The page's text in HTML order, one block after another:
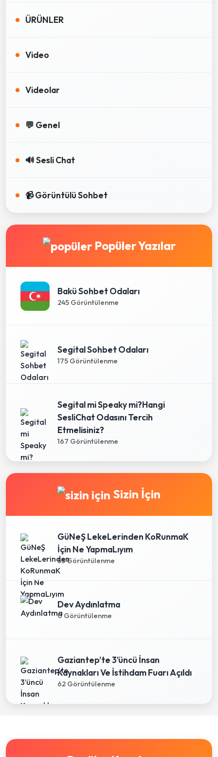
ÜRÜNLER
Video
Videolar
💬 Genel
🔊 Sesli Chat
📹 Görüntülü Sohbet
Popüler Yazılar
Bakü Sohbet Odaları
245 Görüntülenme
Segital Sohbet Odaları
175 Görüntülenme
Segital mi Speaky mi?Hangi
SesliChat Odasını Tercih
Etmelisiniz?
167 Görüntülenme
Sizin İçin
GüNeŞ LekeLerinden KoRunmaK
İçin Ne YapmaLıyım
55 Görüntülenme
Dev Aydınlatma
0 Görüntülenme
Gaziantep’te 3’üncü İnsan
Kaynakları Ve İstihdam Fuarı Açıldı
62 Görüntülenme